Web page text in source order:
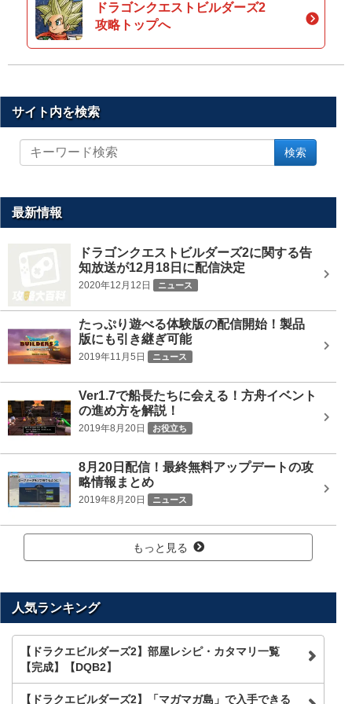
ドラゴンクエストビルダーズ2
攻略トップへ
サイト内を検索
イ
を
検
索
検索
最新情報
ドラゴンクエストビルダーズ2に関する告
知放送が12月18日に配信決定
2020年12月12日 ニュース
たっぷり遊べる体験版の配信開始！製品
版にも引き継ぎ可能
2019年11月5日 ニュース
Ver1.7で船長たちに会える！方舟イベント
の進め方を解説！
2019年8月20日 お役立ち
8月20日配信！最終無料アップデートの攻
略情報まとめ
2019年8月20日 ニュース
もっと見る
人気ランキング
【ドラクエビルダーズ2】部屋レシピ・カタマリ一覧
【完成】【DQB2】
【ドラクエビルダーズ2】「マガマガ島」で入手できる